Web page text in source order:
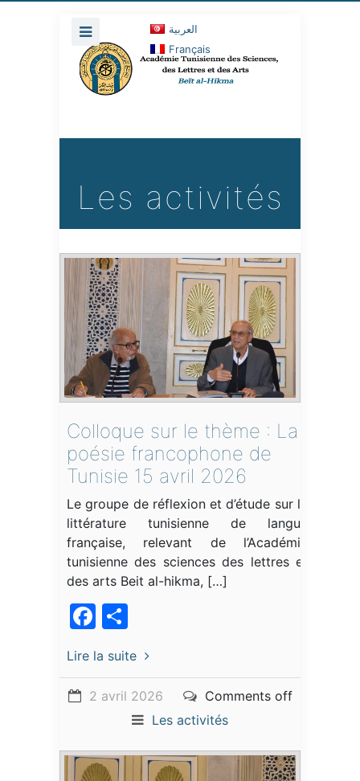
العربية
Français
Les activités
Colloque sur le thème : La
poésie francophone de
Tunisie 15 avril 2026
Le groupe de réflexion et d’étude sur la
littérature tunisienne de langue
française, relevant de l’Académie
tunisienne des sciences des lettres et
des arts Beit al-hikma, […]
Facebook
Lire la suite
2 avril 2026
Comments off
Les activités